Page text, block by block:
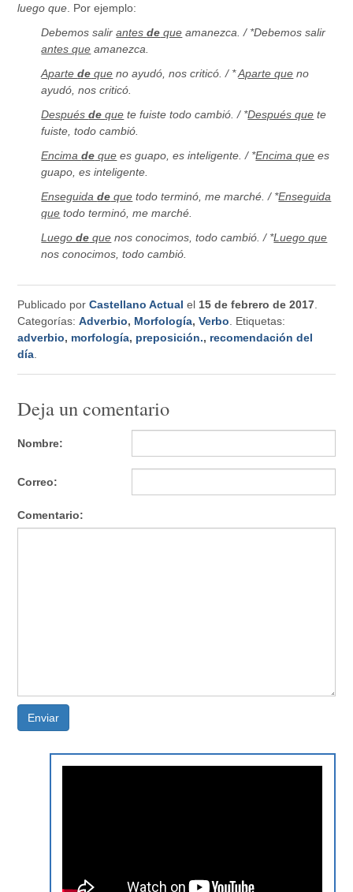
luego que . Por ejemplo:
Debemos salirantesde que amanezca. / *Debemos salir
antes que amanezca.
Apartede que no ayudó, nos criticó. / *Aparte que no
ayudó, nos criticó.
Despuésdeque te fuiste todo cambió. / *Después que te
fuiste, todo cambió.
Encimade que es guapo, es inteligente. / *Encima que es
guapo, es inteligente.
Enseguidade que todo terminó, me marché. / *Enseguida
que todo terminó, me marché.
Luegode que nos conocimos, todo cambió. / *Luego que
nos conocimos, todo cambió.
Publicado porCastellano Actual el 15 de febrero de 2017
Categorías:Adverbio, Morfología,Verbo . Etiquetas:
adverbio, morfología, preposición., recomendación del
día
Deja un comentario
Nombre:
Correo:
Comentario:
Enviar